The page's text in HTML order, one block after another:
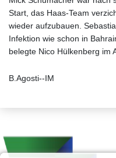
Start, das Haas-Team
wieder aufzubauen.
Infektion wie schon in
belegte Nico Hülkenberg im
B.Agosti--IM